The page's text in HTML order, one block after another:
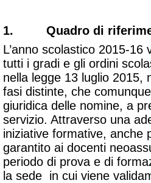
1. Quadro di
L’anno scolastico 2015-16
tutti i gradi e gli ordini
nella legge 13 luglio 2015,
fasi distinte, che
giuridica delle nomine, a
servizio. Attraverso una
iniziative formative, anche
garantito ai docenti
periodo di prova e di
la sede in cui viene